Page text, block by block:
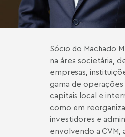
Sócio do Machado
na área societária,
empresas,
gama de
capitais local e
como em
investidores e
envolvendo a CVM,